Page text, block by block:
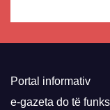
Portal informativ
e-gazeta do të